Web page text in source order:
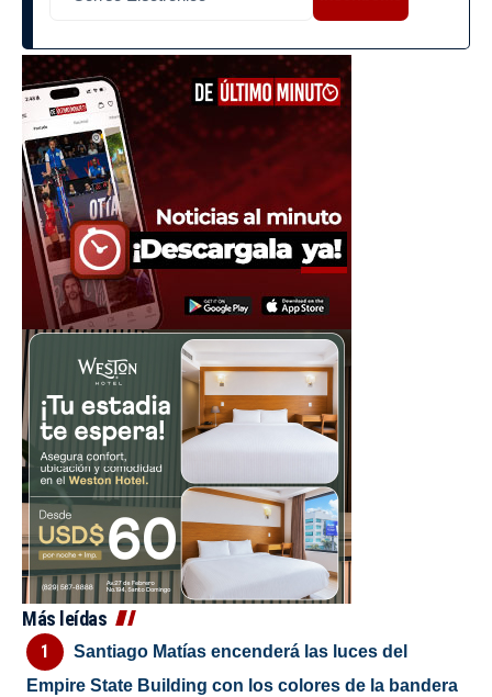
Más leídas
Santiago Matías encenderá las luces del
Empire State Building con los colores de la bandera